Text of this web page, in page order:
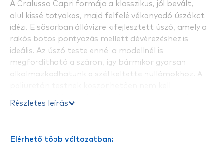
A Cralusso Capri formája a klasszikus, jól bevált,
alul kissé totyakos, majd felfelé vékonyodó úszókat
idézi. Elsősorban állóvízre kifejlesztett úszó, amely a
rakós botos pontyozás mellett dévérezéshez is
ideális. Az úszó teste ennél a modellnél is
megfordítható a száron, így bármikor gyorsan
alkalmazkodhatunk a szél keltette hullámokhoz. A
belső zsinórvezetés miatt nincs kiszakadt
Részletes leírás
Elérhető több változatban: